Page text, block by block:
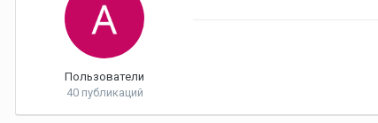
Пользователи
40 публикаций